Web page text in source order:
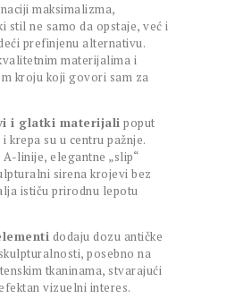
maksimalizma,
stil ne samo da opstaje, već i
prefinjenu alternativu.
materijalima i
kroju koji govori sam za
i glatki materijali poput
krepa su u centru pažnje.
A-linije, elegantne „slip“
sirena krojevi bez
ističu prirodnu lepotu
dodaju dozu antičke
posebno na
tkaninama, stvarajući
vizuelni interes.